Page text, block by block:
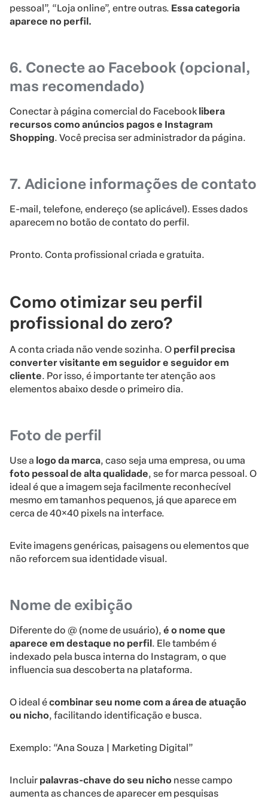
pessoal”, “Loja online”, entre outras. Essa categoria
aparece no perfil.
6. Conecte ao Facebook (opcional,
mas recomendado)
Conectar à página comercial do Facebook libera
recursos como anúncios pagos e Instagram
Shopping. Você precisa ser administrador da página.
7. Adicione informações de contato
E-mail, telefone, endereço (se aplicável). Esses dados
aparecem no botão de contato do perfil.
Pronto. Conta profissional criada e gratuita.
Como otimizar seu perfil
profissional do zero?
A conta criada não vende sozinha. O perfil precisa
converter visitante em seguidor e seguidor em
cliente. Por isso, é importante ter atenção aos
elementos abaixo desde o primeiro dia.
Foto de perfil
Use a logo da marca, caso seja uma empresa, ou uma
foto pessoal de alta qualidade, se for marca pessoal. O
ideal é que a imagem seja facilmente reconhecível
mesmo em tamanhos pequenos, já que aparece em
cerca de 40×40 pixels na interface.
Evite imagens genéricas, paisagens ou elementos que
não reforcem sua identidade visual.
Nome de exibição
Diferente do @ (nome de usuário), é o nome que
aparece em destaque no perfil . Ele também é
indexado pela busca interna do Instagram, o que
influencia sua descoberta na plataforma.
O ideal écombinar seu nome com a área de atuação
ou nicho, facilitando identificação e busca.
Exemplo: “Ana Souza | Marketing Digital”
Incluir palavras-chave do seu nicho nesse campo
aumenta as chances de aparecer em pesquisas